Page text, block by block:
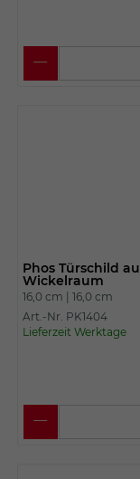
Phos Türschild
Wickelraum
16,0 cm | 16,0 cm
Art.-Nr. PK1404
Lieferzeit Werktage